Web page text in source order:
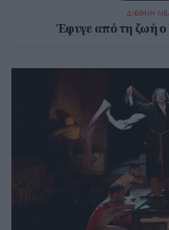
ΔΙΕΘΝΗ
Έφυγε από τη ζωή